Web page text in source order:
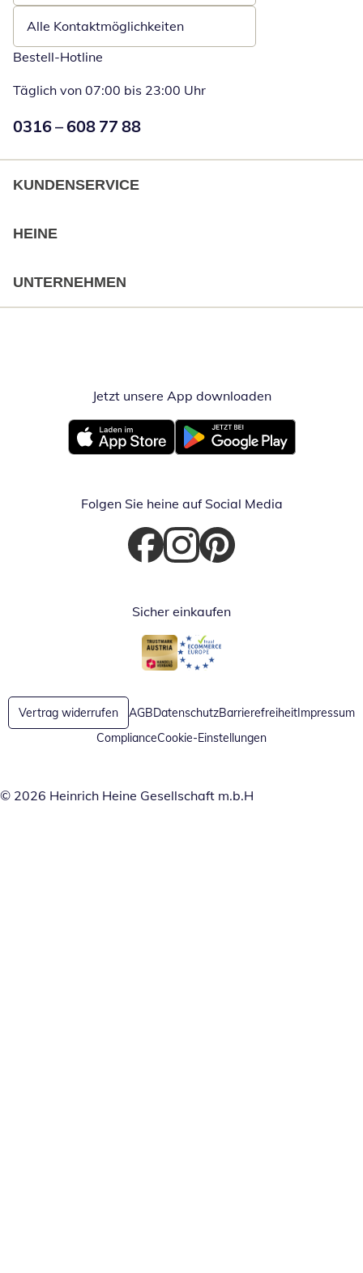
Alle Kontaktmöglichkeiten
Bestell-Hotline
Täglich von 07:00 bis 23:00 Uhr
Numéro de téléphone:
0316 – 608 77 88
KUNDENSERVICE
HEINE
UNTERNEHMEN
Jetzt unsere App downloadenÖffnet in
Öffnet in neuem FensterÖffnet in neuem Fenster
Folgen Sie heine auf Social Media
Öffnet in neuem Fenster
Öffnet in neuem Fenster
Öffnet in neuem Fenster
Sicher einkaufen
Öffnet in neuem Fenster
Öffnet in neuem Fenster
Vertrag widerrufen AGBDatenschutzBarrierefreiheitImpressum
ComplianceCookie-Einstellungen
© 2026 Heinrich Heine Gesellschaft m.b.H